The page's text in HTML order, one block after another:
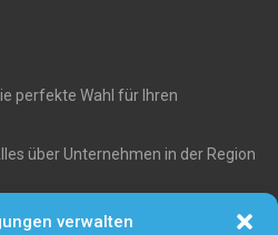
verwalten
perfekte Wahl für Ihren
über Unternehmen in der Region